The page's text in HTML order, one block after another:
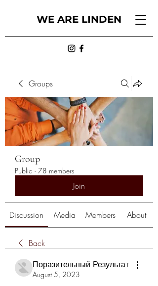
WE ARE LINDEN
Groups
Group
Public · 78 members
Join
Discussion Media Members About
Back
Поразительный Результат
August 5, 2023